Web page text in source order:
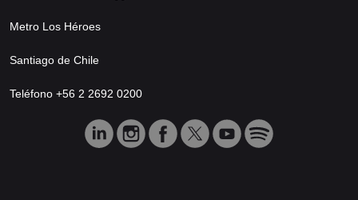
Metro Los Héroes
Santiago de Chile
Teléfono +56 2 2692 0200